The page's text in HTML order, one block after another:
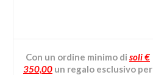
Con un ordine minimo di soli €
350,00 un regalo esclusivo per